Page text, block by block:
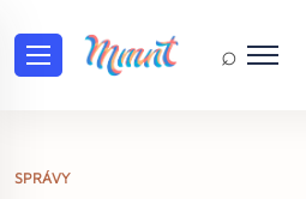
⌕
SPRÁVY